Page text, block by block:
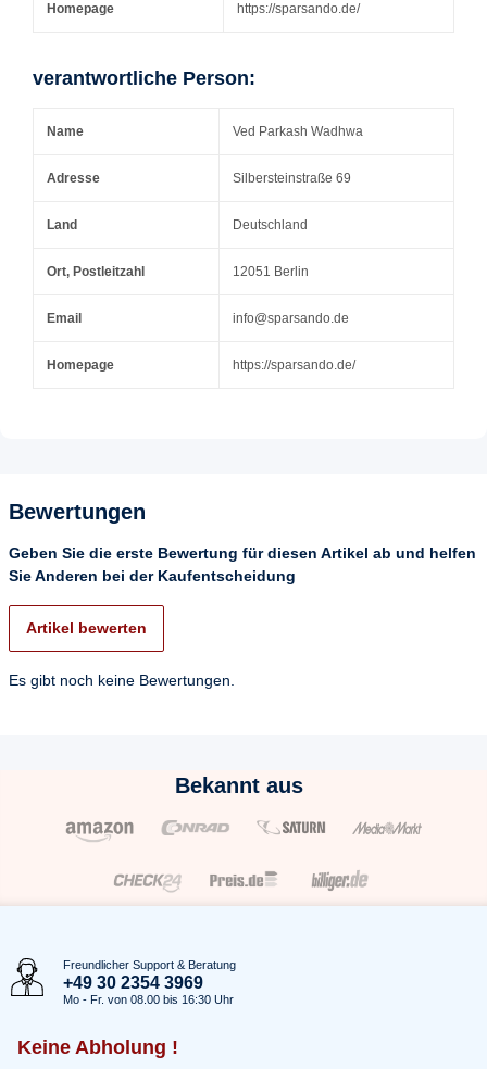
Homepage https://sparsando.de/
verantwortliche Person:
Name Ved Parkash Wadhwa
Adresse Silbersteinstraße 69
Land Deutschland
Ort, Postleitzahl 12051 Berlin
Email info@sparsando.de
Homepage https://sparsando.de/
Bewertungen
Geben Sie die erste Bewertung für diesen Artikel ab und helfen
Sie Anderen bei der Kaufentscheidung
Artikel bewerten
Es gibt noch keine Bewertungen.
Bekannt aus
Freundlicher Support & Beratung
+49 30 2354 3969
Mo - Fr. von 08.00 bis 16:30 Uhr
Keine Abholung !